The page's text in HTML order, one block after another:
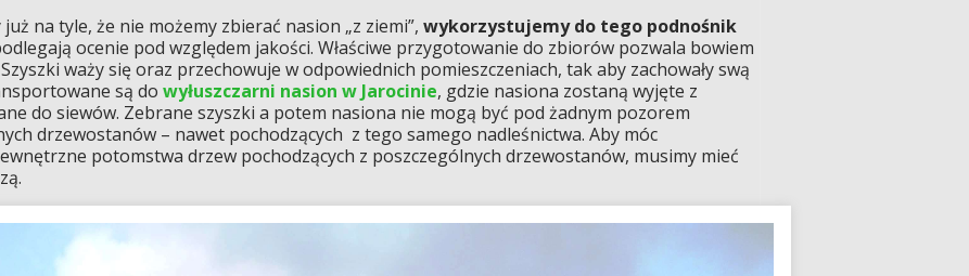
na tyle, że nie możemy zbierać nasion „z ziemi”, wykorzystujemy do tego podnośnik
ocenie pod względem jakości. Właściwe przygotowanie do zbiorów pozwala bowiem
waży się oraz przechowuje w odpowiednich pomieszczeniach, tak aby zachowały swą
są do wyłuszczarni nasion w Jarocinie, gdzie nasiona zostaną wyjęte z
do siewów. Zebrane szyszki a potem nasiona nie mogą być pod żadnym pozorem
drzewostanów – nawet pochodzących z tego samego nadleśnictwa. Aby móc
potomstwa drzew pochodzących z poszczególnych drzewostanów, musimy mieć